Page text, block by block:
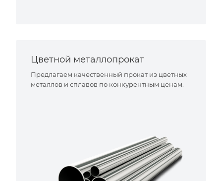
Цветной металлопрокат
Предлагаем качественный прокат из цветных
металлов и сплавов по конкурентным ценам.